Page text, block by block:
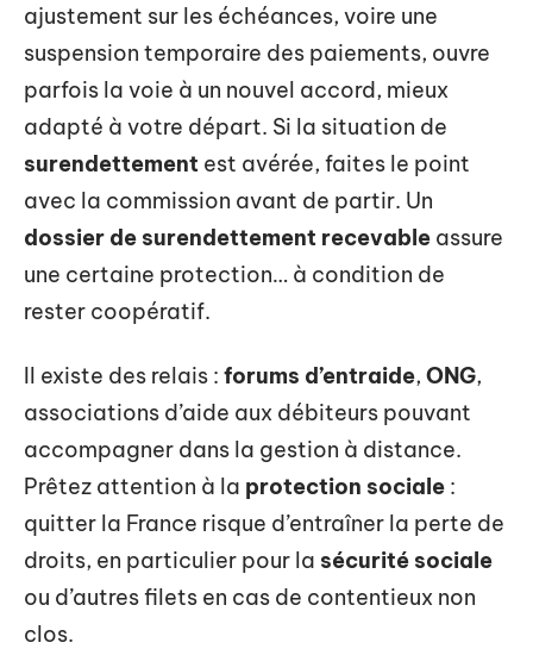
ajustement sur les échéances, voire une
suspension temporaire des paiements, ouvre
parfois la voie à un nouvel accord, mieux
adapté à votre départ. Si la situation de
surendettement est avérée, faites le point
avec la commission avant de partir. Un
dossier de surendettement recevable assure
une certaine protection… à condition de
rester coopératif.
Il existe des relais : forums d’entraide, ONG,
associations d’aide aux débiteurs pouvant
accompagner dans la gestion à distance.
Prêtez attention à la protection sociale :
quitter la France risque d’entraîner la perte de
droits, en particulier pour la sécurité sociale
ou d’autres filets en cas de contentieux non
clos.